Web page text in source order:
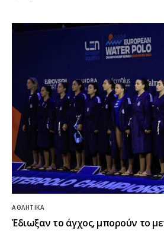
ΑΘΛΗΤΙΚΆ
Έδιωξαν το άγχος, μπορούν το